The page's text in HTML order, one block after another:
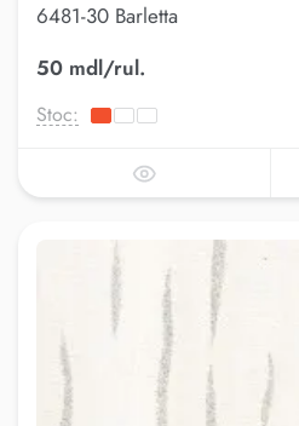
6481-30 Barletta
50 mdl/rul.
Stoc: